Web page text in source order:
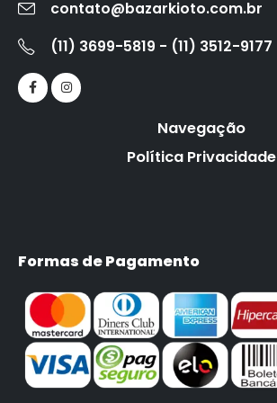
contato@bazarkioto.com.br
(11) 3699-5819 - (11) 3512-9177
Navegação
Política Privacidade
Formas de Pagamento